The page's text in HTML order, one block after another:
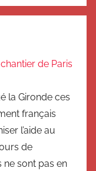
de Paris
la Gironde ces
français
l’aide au
de
ne sont pas en